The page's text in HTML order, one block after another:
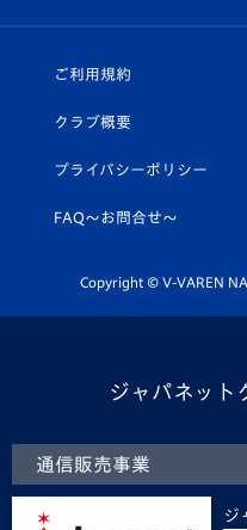
ホームタウン
平和祈念活動
ホームタウン活動
U-18
スクール
ヴィヴィくんインスタグ
公式LINE＠
ご利用規約
クラブ概要
プライバシーポリシー
FAQ〜お問合せ〜
Copyright © V-VAREN
ジャパネット
通信販売事業
ジ